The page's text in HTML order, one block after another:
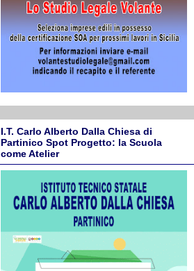
I.T. Carlo Alberto Dalla Chiesa di
Partinico Spot Progetto: la Scuola
come Atelier